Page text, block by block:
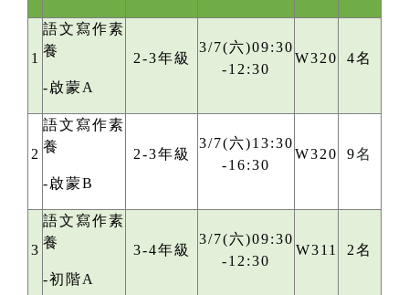
1
語文寫作素
養
-啟蒙A
2-3年級
3/7(六)09:30
-12:30
W320 4名
2
語文寫作素
養
-啟蒙B
2-3年級
3/7(六)13:30
-16:30
W320 9名
3
語文寫作素
養
-初階A
3-4年級
3/7(六)09:30
-12:30
W311 2名